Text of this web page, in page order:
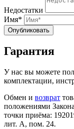
Недостатки
Имя*
Опубликовать
Гарантия
У нас вы можете
комплектации,
Обмен и возврат
положениями
точки приёма:
лит. А, пом. 24.